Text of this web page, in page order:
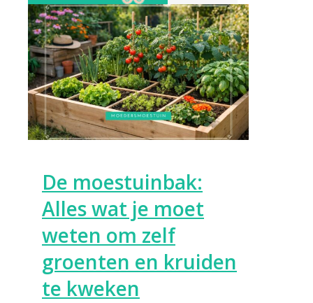
De moestuinbak:
Alles wat je moet
weten om zelf
groenten en kruiden
te kweken